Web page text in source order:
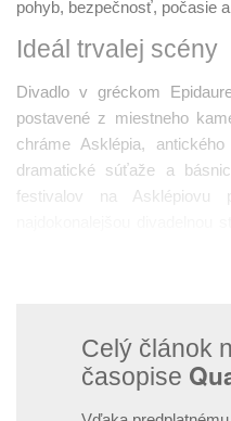
pohyb, bezpečnosť, počasie
Ideál trvalej scény
Divadlo v gréckom
postavené z miestneho
chráme Asklépia,
dramatické súťaže a
festivalov na Asklépiovu
Celý článok
časopise